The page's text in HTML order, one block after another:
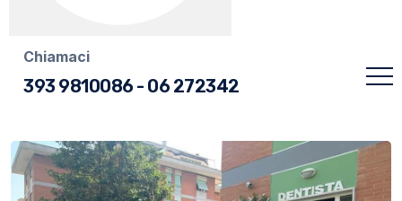
Chiamaci
393 9810086 - 06 272342